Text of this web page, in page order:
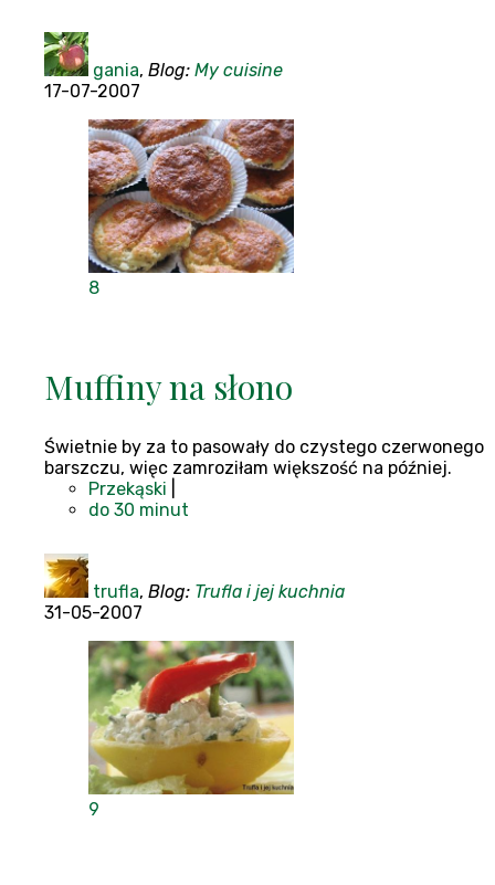
gania, Blog: My cuisine
17-07-2007
8
Muffiny na słono
Świetnie by za to pasowały do czystego czerwonego
barszczu, więc zamroziłam większość na później.
Przekąski
do 30 minut
trufla, Blog: Trufla i jej kuchnia
31-05-2007
9